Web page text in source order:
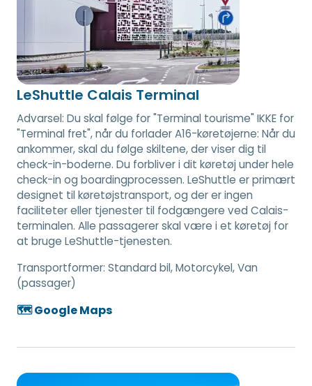
LeShuttle Calais Terminal
Advarsel: Du skal følge for "Terminal tourisme" IKKE for
"Terminal fret", når du forlader A16-køretøjerne: Når du
ankommer, skal du følge skiltene, der viser dig til
check-in-boderne. Du forbliver i dit køretøj under hele
check-in og boardingprocessen. LeShuttle er primært
designet til køretøjstransport, og der er ingen
faciliteter eller tjenester til fodgængere ved Calais-
terminalen. Alle passagerer skal være i et køretøj for
at bruge LeShuttle-tjenesten.
Transportformer: Standard bil, Motorcykel, Van
(passager)
🗺️ Google Maps